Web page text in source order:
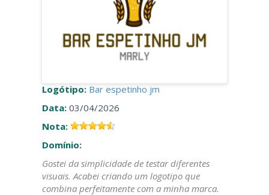
Logótipo: Bar espetinho jm
Data: 03/04/2026
Nota:
Domínio:
Gostei da simplicidade de testar diferentes
visuais. Acabei criando um logotipo que
combina perfeitamente com a minha marca.